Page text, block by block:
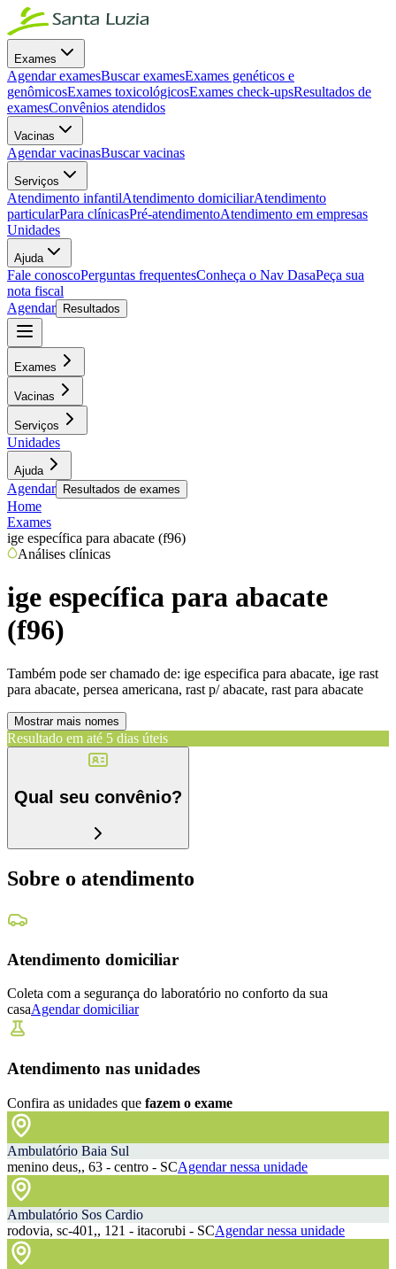
Exames
Agendar examesBuscar examesExames genéticos e
genômicosExames toxicológicosExames check-upsResultados de
examesConvênios atendidos
Vacinas
Agendar vacinasBuscar vacinas
Serviços
Atendimento infantilAtendimento domiciliarAtendimento
particularPara clínicasPré-atendimentoAtendimento em empresas
Unidades
Ajuda
Fale conoscoPerguntas frequentesConheça o Nav DasaPeça sua
nota fiscal
Agendar
Resultados
Exames
Vacinas
Serviços
Unidades
Ajuda
Agendar Resultados de exames
Home
Exames
ige específica para abacate (f96)
Análises clínicas
ige específica para abacate
(f96)
Também pode ser chamado de: ige especifica para abacate, ige rast
para abacate, persea americana, rast p/ abacate, rast para abacate
Mostrar mais nomes
Resultado em até 5 dias úteis
Qual seu convênio?
Sobre o atendimento
Atendimento domiciliar
Coleta com a segurança do laboratório no conforto da sua
casaAgendar domiciliar
Atendimento nas unidades
Confira as unidades que fazem o exame
Ambulatório Baia Sul
menino deus,, 63 - centro - SCAgendar nessa unidade
Ambulatório Sos Cardio
rodovia, sc-401,, 121 - itacorubi - SCAgendar nessa unidade